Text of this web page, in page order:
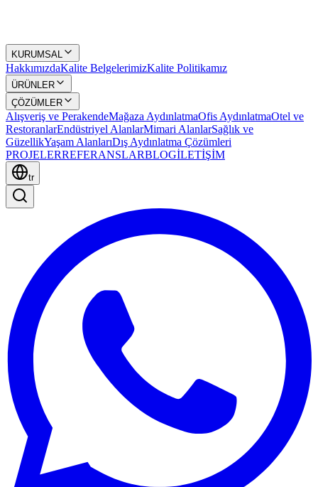
KURUMSAL
HakkımızdaKalite BelgelerimizKalite Politikamız
ÜRÜNLER
ÇÖZÜMLER
Alışveriş ve PerakendeMağaza AydınlatmaOfis AydınlatmaOtel ve
RestoranlarEndüstriyel AlanlarMimari AlanlarSağlık ve
GüzellikYaşam AlanlarıDış Aydınlatma Çözümleri
PROJELERREFERANSLARBLOGİLETİŞİM
tr